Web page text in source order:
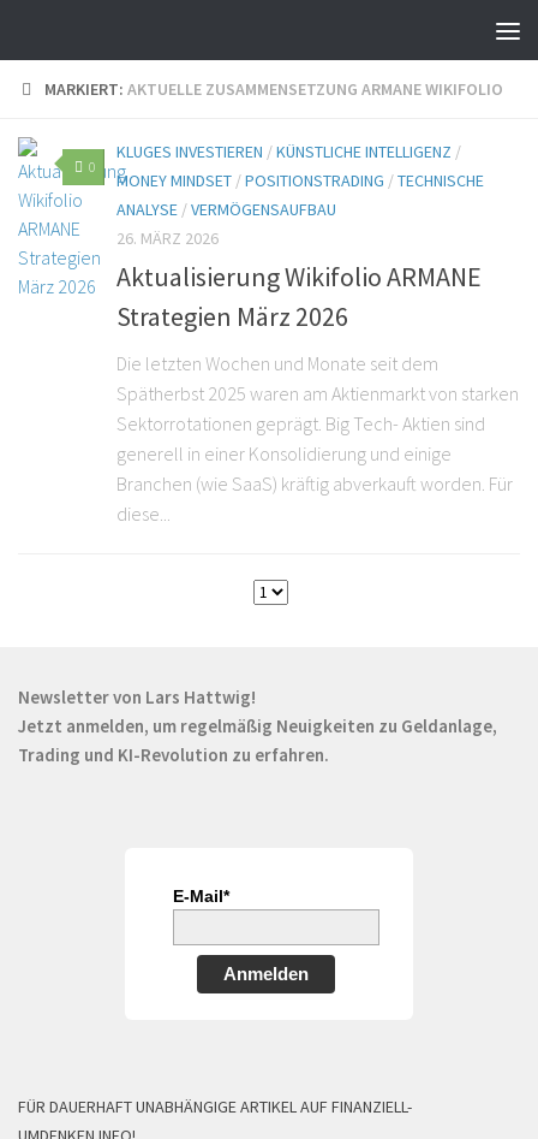
MARKIERT: AKTUELLE ZUSAMMENSETZUNG ARMANE WIKIFOLIO
0
KLUGES INVESTIEREN /KÜNSTLICHE INTELLIGENZ /
MONEY MINDSET /POSITIONSTRADING /TECHNISCHE
ANALYSE /VERMÖGENSAUFBAU
26. MÄRZ 2026
Aktualisierung Wikifolio ARMANE
Strategien März 2026
Die letzten Wochen und Monate seit dem
Spätherbst 2025 waren am Aktienmarkt von starken
Sektorrotationen geprägt. Big Tech- Aktien sind
generell in einer Konsolidierung und einige
Branchen (wie SaaS) kräftig abverkauft worden. Für
diese...
Newsletter von Lars Hattwig!
Jetzt anmelden, um regelmäßig Neuigkeiten zu Geldanlage,
Trading und KI-Revolution zu erfahren.
E-Mail*
Anmelden
FÜR DAUERHAFT UNABHÄNGIGE ARTIKEL AUF FINANZIELL-